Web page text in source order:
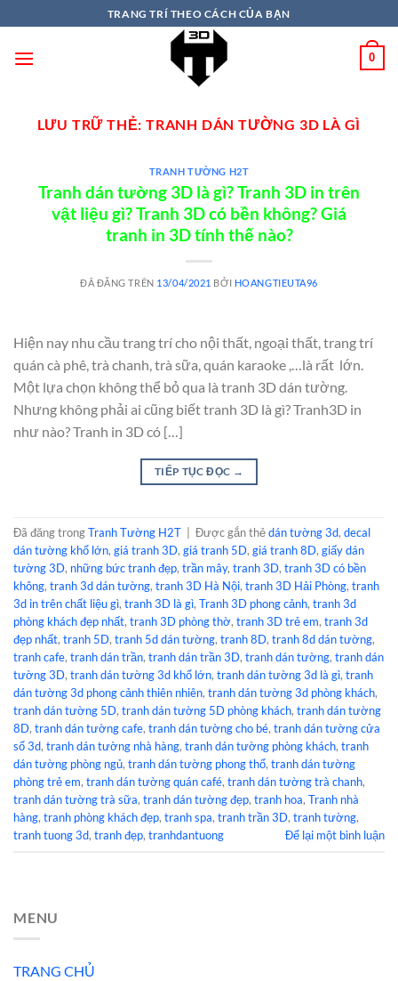
TRANG TRÍ THEO CÁCH CỦA BẠN
0
LƯU TRỮ THẺ:TRANH DÁN TƯỜNG 3D LÀ GÌ
TRANH TƯỜNG H2T
Tranh dán tường 3D là gì? Tranh 3D in trên
vật liệu gì? Tranh 3D có bền không? Giá
tranh in 3D tính thế nào?
ĐÃ ĐĂNG TRÊN 13/04/2021 BỞI HOANGTIEUTA96
Hiện nay nhu cầu trang trí cho nội thất, ngoại thất, trang trí
quán cà phê, trà chanh, trà sữa, quán karaoke ,…là rất lớn.
Một lựa chọn không thể bỏ qua là tranh 3D dán tường.
Nhưng không phải ai cũng biết tranh 3D là gì? Tranh3D in
như nào? Tranh in 3D có […]
TIẾP TỤC ĐỌC →
Đã đăng trongTranh Tường H2T Được gắn thẻdán tường 3d, decal
dán tường khổ lớn, giá tranh 3D, giá tranh 5D, giá tranh 8D, giấy dán
tường 3D, những bức tranh đẹp, trần mây, tranh 3D, tranh 3D có bền
không, tranh 3d dán tường, tranh 3D Hà Nội, tranh 3D Hải Phòng, tranh
3d in trên chất liệu gì, tranh 3D là gì, Tranh 3D phong cảnh, tranh 3d
phòng khách đẹp nhất, tranh 3D phòng thờ, tranh 3D trẻ em, tranh 3d
đẹp nhất, tranh 5D, tranh 5d dán tường, tranh 8D, tranh 8d dán tường,
tranh cafe, tranh dán trần, tranh dán trần 3D, tranh dán tường, tranh dán
tường 3D, tranh dán tường 3d khổ lớn, tranh dán tường 3d là gì, tranh
dán tường 3d phong cảnh thiên nhiên, tranh dán tường 3d phòng khách,
tranh dán tường 5D, tranh dán tường 5D phòng khách, tranh dán tường
8D, tranh dán tường cafe, tranh dán tường cho bé, tranh dán tường cửa
sổ 3d, tranh dán tường nhà hàng, tranh dán tường phòng khách, tranh
dán tường phòng ngủ, tranh dán tường phong thổ, tranh dán tường
phòng trẻ em, tranh dán tường quán café, tranh dán tường trà chanh,
tranh dán tường trà sữa, tranh dán tường đẹp, tranh hoa, Tranh nhà
hàng, tranh phòng khách đẹp, tranh spa, tranh trần 3D, tranh tường,
tranh tuong 3d, tranh đẹp, tranhdantuong Để lại một bình luận
MENU
TRANG CHỦ